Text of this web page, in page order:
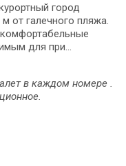
город
от галечного пляжа.
для при...
в каждом номере .